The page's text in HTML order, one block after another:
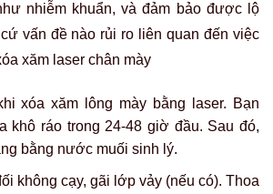
nhiễm khuẩn, và đảm bảo được lộ
vấn đề nào rủi ro liên quan đến việc
xăm laser chân mày
xóa xăm lông mày bằng laser. Bạn
khô ráo trong 24-48 giờ đầu. Sau đó,
bằng nước muối sinh lý.
không cạy, gãi lớp vảy (nếu có). Thoa